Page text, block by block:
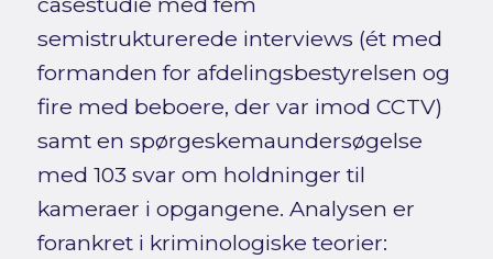
semistrukturerede interviews (ét med
formanden for afdelingsbestyrelsen og
fire med beboere, der var imod CCTV)
samt en spørgeskemaundersøgelse
med 103 svar om holdninger til
kameraer i opgangene. Analysen er
forankret i kriminologiske teorier: